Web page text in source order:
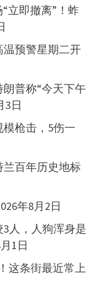
立即撤离”！蚱
预警星期二开
普称“今天下午
3日
枪击，5伤一
百年历史地标
年8月2日
人，人狗浑身是
1日
这条街最近常上